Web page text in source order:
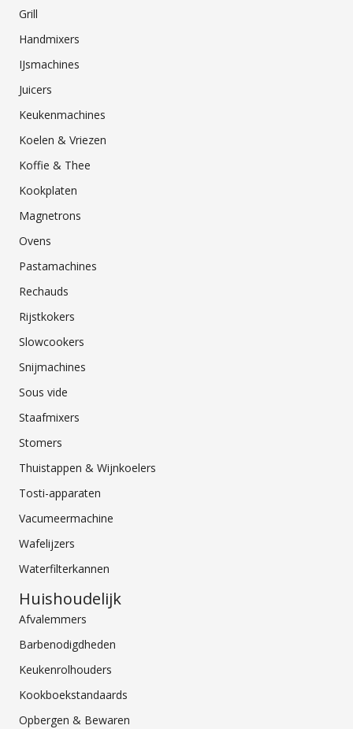
Grill
Handmixers
IJsmachines
Juicers
Keukenmachines
Koelen & Vriezen
Koffie & Thee
Kookplaten
Magnetrons
Ovens
Pastamachines
Rechauds
Rijstkokers
Slowcookers
Snijmachines
Sous vide
Staafmixers
Stomers
Thuistappen & Wijnkoelers
Tosti-apparaten
Vacumeermachine
Wafelijzers
Waterfilterkannen
Huishoudelijk
Afvalemmers
Barbenodigdheden
Keukenrolhouders
Kookboekstandaards
Opbergen & Bewaren